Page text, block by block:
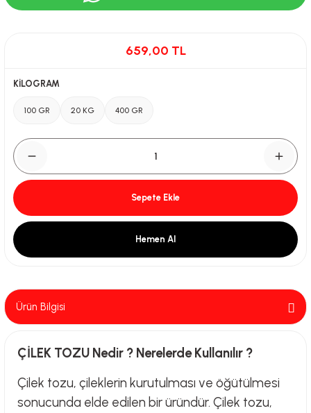
659,00 TL
KİLOGRAM
100 GR 20 KG 400 GR
Sepete Ekle
Hemen Al
Ürün Bilgisi
ÇİLEK TOZU Nedir ? Nerelerde Kullanılır ?
Çilek tozu, çileklerin kurutulması ve öğütülmesi
sonucunda elde edilen bir üründür. Çilek tozu,